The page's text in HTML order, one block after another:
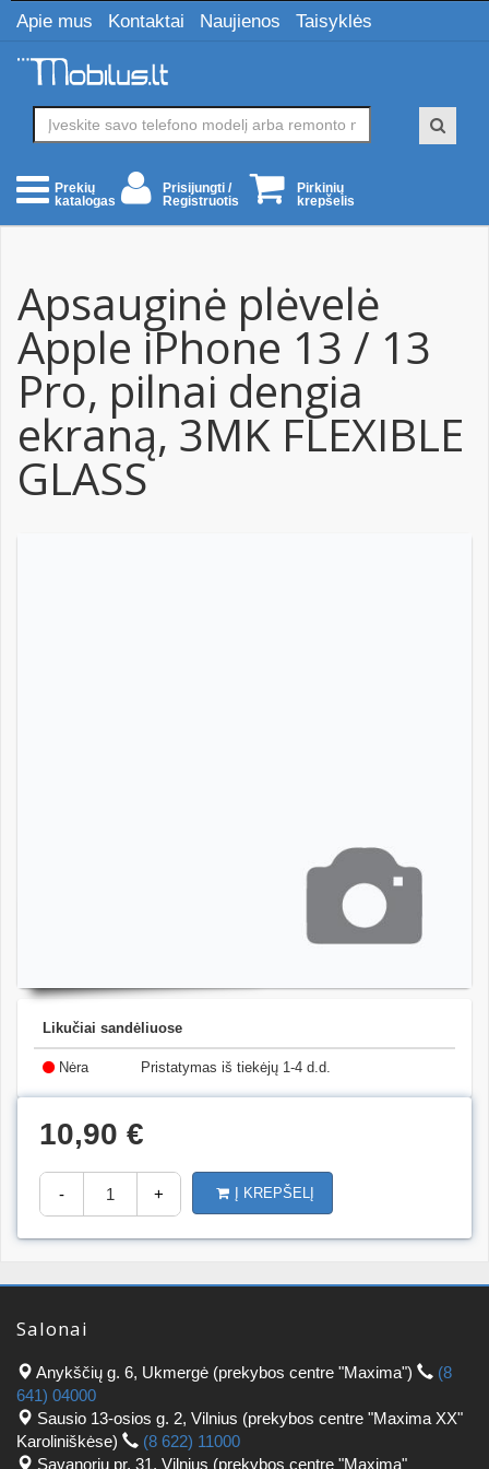
Apie mus Kontaktai Naujienos Taisyklės
Prekių
katalogas
Prisijungti /
Registruotis
Pirkinių
krepšelis
Apsauginė plėvelė
Apple iPhone 13 / 13
Pro, pilnai dengia
ekraną, 3MK FLEXIBLE
GLASS
Likučiai sandėliuose
Nėra Pristatymas iš tiekėjų 1-4 d.d.
10,90 €
- + Į KREPŠELĮ
Salonai
Anykščių g. 6, Ukmergė (prekybos centre "Maxima")
(8
641) 04000
Sausio 13-osios g. 2, Vilnius (prekybos centre "Maxima XX"
Karoliniškėse)
(8 622) 11000
Savanorių pr. 31, Vilnius (prekybos centre "Maxima"